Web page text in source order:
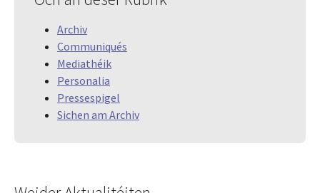
Archiv
Communiqués
Mediathéik
Personalia
Pressespigel
Sichen am Archiv